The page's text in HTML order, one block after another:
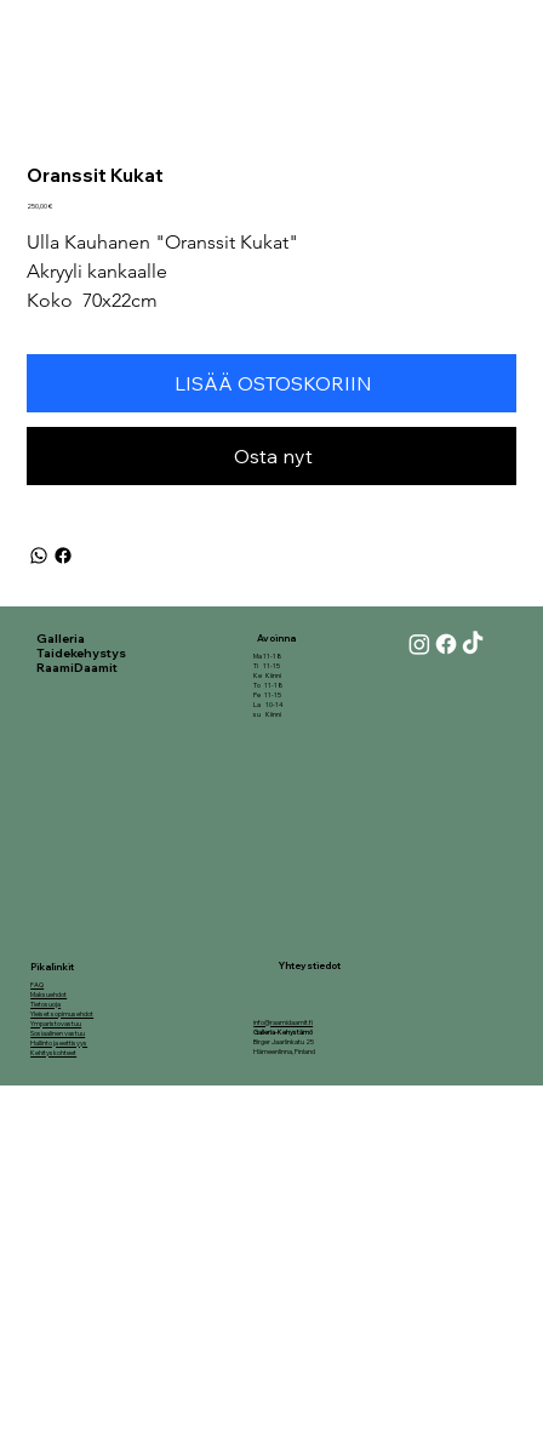
Oranssit Kukat
Hinta
250,00 €
Ulla Kauhanen "Oranssit Kukat"
Akryyli kankaalle
Koko  70x22cm
LISÄÄ OSTOSKORIIN
Osta nyt
Galleria
Taidekehystys
RaamiDaamit
FAQ
Maksuehdot
Tietosuoja
Yleiset sopimusehdot
Ymparistovastuu
Sosiaalinen vastuu
Hallinto ja eettisyys
Kehityskohteet
Pikalinkit Yhteystiedot
info@raamidaamit.fi
Galleria-Kehystämö
Birger Jaarlinkatu 25
Hämeenlinna, Finland
Ma 11-18
Ti 11-15
Ke Kiinni
To 11-18
Pe 11-15
La 10-14
su Kiinni
Avoinna